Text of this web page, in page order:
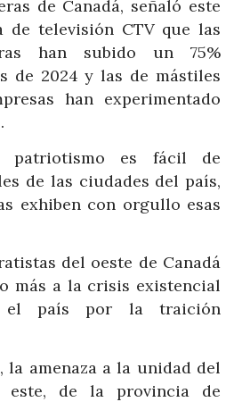
de Canadá, señaló este
de televisión CTV que las
han subido un 75%
de 2024 y las de mástiles
han experimentado
patriotismo es fácil de
de las ciudades del país,
exhiben con orgullo esas
del oeste de Canadá
más a la crisis existencial
el país por la traición
la amenaza a la unidad del
este, de la provincia de